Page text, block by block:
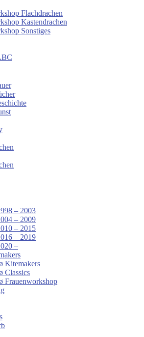
Flachdrachen
Kastendrachen
Sonstiges
– 2003
– 2009
– 2015
– 2019
–
Kitemakers
Classics
Frauenworkshop